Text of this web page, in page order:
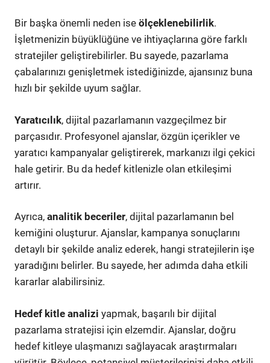
Bir başka önemli neden ise ölçeklenebilirlik.
İşletmenizin büyüklüğüne ve ihtiyaçlarına göre farklı
stratejiler geliştirebilirler. Bu sayede, pazarlama
çabalarınızı genişletmek istediğinizde, ajansınız buna
hızlı bir şekilde uyum sağlar.
Yaratıcılık, dijital pazarlamanın vazgeçilmez bir
parçasıdır. Profesyonel ajanslar, özgün içerikler ve
yaratıcı kampanyalar geliştirerek, markanızı ilgi çekici
hale getirir. Bu da hedef kitlenizle olan etkileşimi
artırır.
Ayrıca, analitik beceriler, dijital pazarlamanın bel
kemiğini oluşturur. Ajanslar, kampanya sonuçlarını
detaylı bir şekilde analiz ederek, hangi stratejilerin işe
yaradığını belirler. Bu sayede, her adımda daha etkili
kararlar alabilirsiniz.
Hedef kitle analizi yapmak, başarılı bir dijital
pazarlama stratejisi için elzemdir. Ajanslar, doğru
hedef kitleye ulaşmanızı sağlayacak araştırmaları